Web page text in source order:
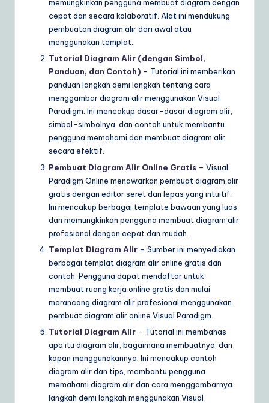
memungkinkan pengguna membuat diagram dengan
cepat dan secara kolaboratif. Alat ini mendukung
pembuatan diagram alir dari awal atau
menggunakan templat.
Tutorial Diagram Alir (dengan Simbol,
Panduan, dan Contoh) – Tutorial ini memberikan
panduan langkah demi langkah tentang cara
menggambar diagram alir menggunakan Visual
Paradigm. Ini mencakup dasar-dasar diagram alir,
simbol-simbolnya, dan contoh untuk membantu
pengguna memahami dan membuat diagram alir
secara efektif.
Pembuat Diagram Alir Online Gratis – Visual
Paradigm Online menawarkan pembuat diagram alir
gratis dengan editor seret dan lepas yang intuitif.
Ini mencakup berbagai template bawaan yang luas
dan memungkinkan pengguna membuat diagram alir
profesional dengan cepat dan mudah.
Templat Diagram Alir – Sumber ini menyediakan
berbagai templat diagram alir online gratis dan
contoh. Pengguna dapat mendaftar untuk
membuat ruang kerja online gratis dan mulai
merancang diagram alir profesional menggunakan
pembuat diagram alir online Visual Paradigm.
Tutorial Diagram Alir – Tutorial ini membahas
apa itu diagram alir, bagaimana membuatnya, dan
kapan menggunakannya. Ini mencakup contoh
diagram alir dan tips, membantu pengguna
memahami diagram alir dan cara menggambarnya
langkah demi langkah menggunakan Visual